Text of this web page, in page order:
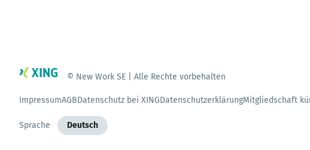
© New Work SE | Alle Rechte vorbehalten
ImpressumAGBDatenschutz bei XINGDatenschutzerklärungMitgliedschaft
Sprache Deutsch